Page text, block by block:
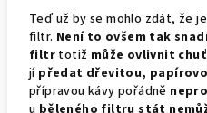
Teď už by se mohlo zdát, že
filtr. Není to ovšem tak
filtr totiž může ovlivnit
jí předat dřevitou,
přípravou kávy pořádně
u běleného filtru stát